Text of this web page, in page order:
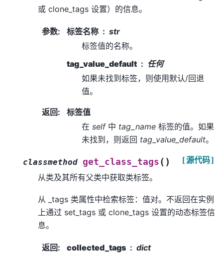
或 clone_tags 设置）的信息。
参数: 标签名称
str
标签值的名称。
tag_value_default
任何
如果未找到标签，则使用默认/回退
值。
返回:
标签值
在 self中 tag_name 标签的值。如果
未找到，则返回 tag_value_default。
classmethod get_class_tags ( ) [源代码]
从类及其所有父类中获取类标签。
从 _tags 类属性中检索标签：值对。不返回在实例
上通过 set_tags 或 clone_tags 设置的动态标签信
息。
返回: collected_tags
dict